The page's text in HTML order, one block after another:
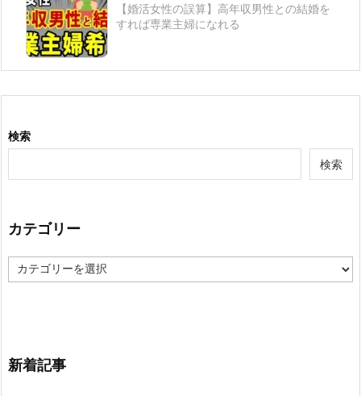
【婚活女性の誤算】高年収男性との結婚を
すれば専業主婦になれる
検索
検索
カテゴリー
テ
新着記事